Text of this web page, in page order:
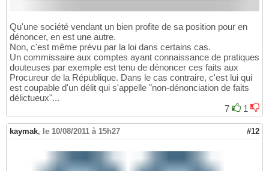
Qu'une société vendant un bien profite de sa position pour en
dénoncer, en est une autre.
Non, c'est même prévu par la loi dans certains cas.
Un commissaire aux comptes ayant connaissance de pratiques
douteuses par exemple est tenu de dénoncer ces faits aux
Procureur de la République. Dans le cas contraire, c'est lui qui
est coupable d'un délit qui s'appelle "non-dénonciation de faits
délictueux"...
7
1
kaymak, le 10/08/2011 à 15h27 #12